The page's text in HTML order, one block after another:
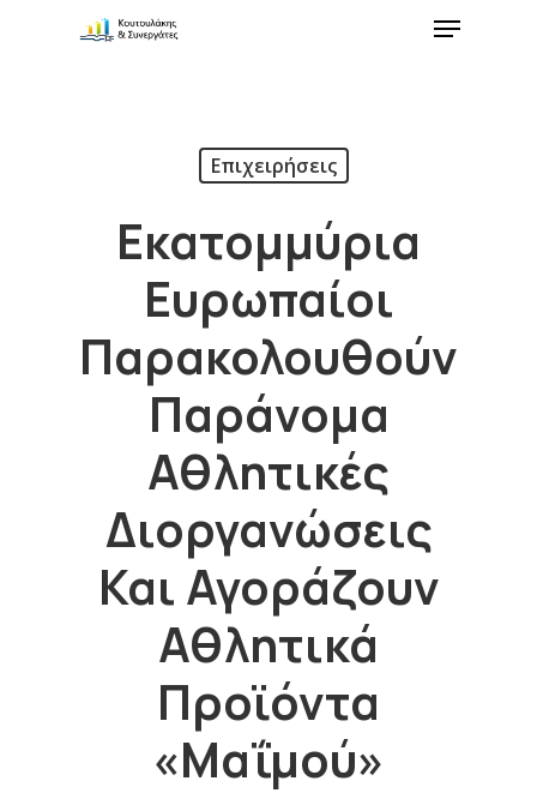
Επιχειρήσεις
Εκατομμύρια
Ευρωπαίοι
Παρακολουθούν
Παράνομα
Αθλητικές
Διοργανώσεις
Και Αγοράζουν
Αθλητικά
Προϊόντα
«μαΐμού»​​